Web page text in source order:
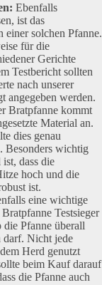
Ebenfalls
ist das
einer solchen Pfanne.
für die
Gerichte
Testbericht sollten
nach unserer
angegeben werden.
Bratpfanne kommt
Material an.
dies genau
Besonders wichtig
dass die
hoch und die
ist.
eine wichtige
Testsieger
Pfanne überall
darf. Nicht jede
Herd genutzt
beim Kauf darauf
die Pfanne auch